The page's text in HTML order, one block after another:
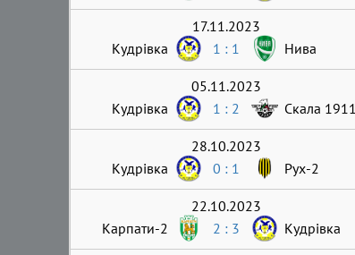
17.11.2023
Кудрівка
1 : 1 Нива
05.11.2023
Кудрівка
1 : 2 Скала 1911
28.10.2023
Кудрівка
0 : 1 Рух-2
22.10.2023
Карпати-2
2 : 3 Кудрівка